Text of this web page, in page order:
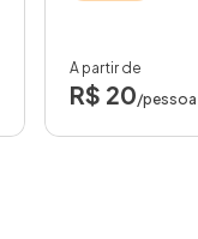
A partir de
R$ 20/pessoa